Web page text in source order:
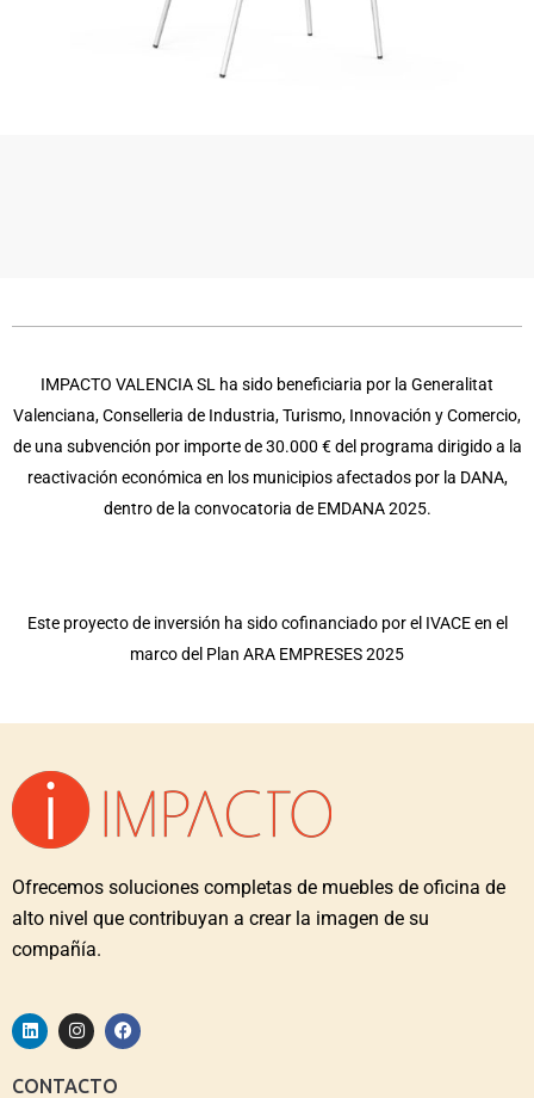
IMPACTO VALENCIA SL ha sido beneficiaria por la Generalitat
Valenciana, Conselleria de Industria, Turismo, Innovación y Comercio,
de una subvención por importe de 30.000 € del programa dirigido a la
reactivación económica en los municipios afectados por la DANA,
dentro de la convocatoria de EMDANA 2025.
Este proyecto de inversión ha sido cofinanciado por el IVACE en el
marco del Plan ARA EMPRESES 2025
Ofrecemos soluciones completas de muebles de oficina de
alto nivel que contribuyan a crear la imagen de su
compañía.
CONTACTO